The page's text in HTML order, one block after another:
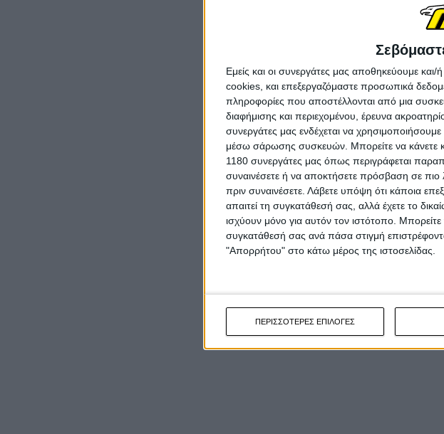
Εμείς και οι συνεργάτες μας αποθηκεύουμε
cookies, και επεξεργαζόμαστε προσωπικά
πληροφορίες που αποστέλλονται από μια
διαφήμισης και περιεχομένου, έρευνα
συνεργάτες μας ενδέχεται να
μέσω σάρωσης συσκευών. Μπορείτε να κάνετε
1180 συνεργάτες μας όπως περιγράφεται
συναινέσετε ή να αποκτήσετε πρόσβαση σε πιο
πριν συναινέσετε. Λάβετε υπόψη ότι κάποια
απαιτεί τη συγκατάθεσή σας, αλλά έχετε το
ισχύουν μόνο για αυτόν τον ιστότοπο.
συγκατάθεσή σας ανά πάσα στιγμή
"Απορρήτου" στο κάτω μέρος της ιστοσελίδας.
ΠΕΡΙΣΣΟΤΕΡΕΣ ΕΠΙΛΟΓΕΣ